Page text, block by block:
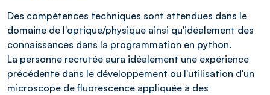
Des compétences techniques sont attendues dans le
domaine de l'optique/physique ainsi qu'idéalement des
connaissances dans la programmation en python.
La personne recrutée aura idéalement une expérience
précédente dans le développement ou l'utilisation d'un
microscope de fluorescence appliquée à des